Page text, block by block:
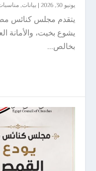
يونيو 30, 2026 |بيانات,
يتقدم مجلس كنائس
يشوع بخيت، والأمانة
بخالص...